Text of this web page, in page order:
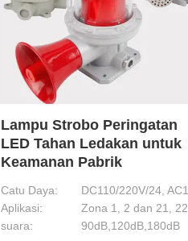
Lampu Strobo Peringatan
LED Tahan Ledakan untuk
Keamanan Pabrik
Catu Daya:
Aplikasi:
Zona 1, 2 dan 21, 22
suara:
90dB,120dB,180dB
Kotak persimpangan anti cuaca yang dipasang di dinding IP66 Zona tahan cuaca 1 2 Bersertifikat